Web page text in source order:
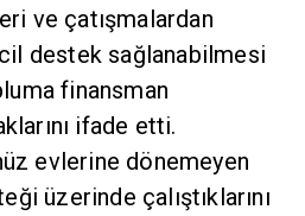
ve çatışmalardan
destek sağlanabilmesi
finansman
ifade etti.
evlerine dönemeyen
üzerinde çalıştıklarını